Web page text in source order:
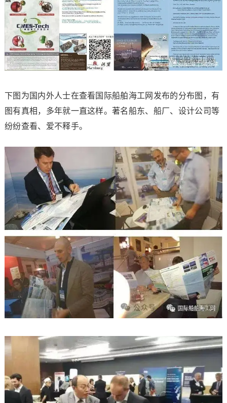
下图为国内外人士在查看国际船舶海工网发布的分布图，有
图有真相，多年就一直这样。著名船东、船厂、设计公司等
纷纷查看、爱不释手。